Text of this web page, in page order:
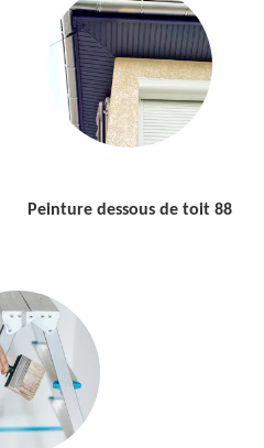
Peinture dessous de toit 88